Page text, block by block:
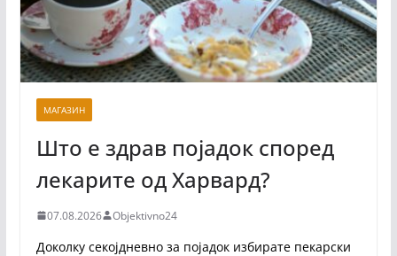
МАГАЗИН
Што е здрав појадок според
лекарите од Харвард?
07.08.2026 Objektivno24
Доколку секојдневно за појадок избирате пекарски